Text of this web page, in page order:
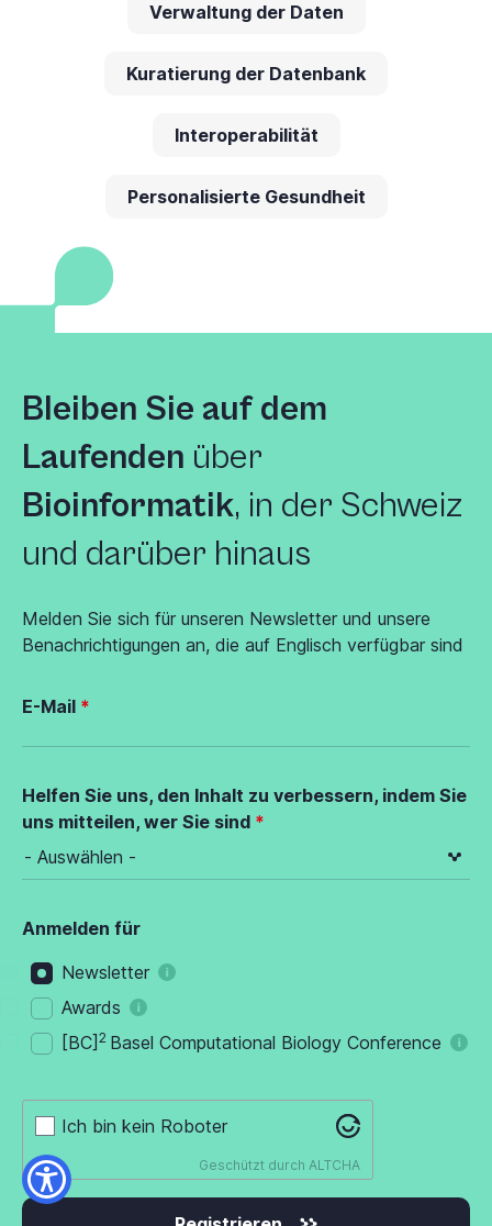
Verwaltung der Daten
Kuratierung der Datenbank
Interoperabilität
Personalisierte Gesundheit
Bleiben Sie auf dem
Laufenden über
Bioinformatik, in der Schweiz
und darüber hinaus
Melden Sie sich für unseren Newsletter und unsere
Benachrichtigungen an, die auf Englisch verfügbar sind
E-Mail
Helfen Sie uns, den Inhalt zu verbessern, indem Sie
uns mitteilen, wer Sie sind
Anmelden für
Newsletter
Awards
[BC] 2 Basel Computational Biology Conference
Ich bin kein Roboter
Geschützt durch ALTCHA